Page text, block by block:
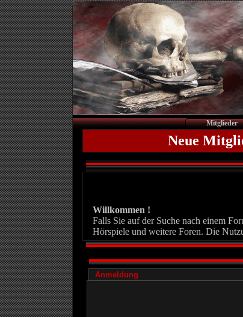
Mitglieder
Neue
Willkommen !
Falls Sie auf der Suche nach einem
Hörspiele und weitere Foren. Die
Anmeldung